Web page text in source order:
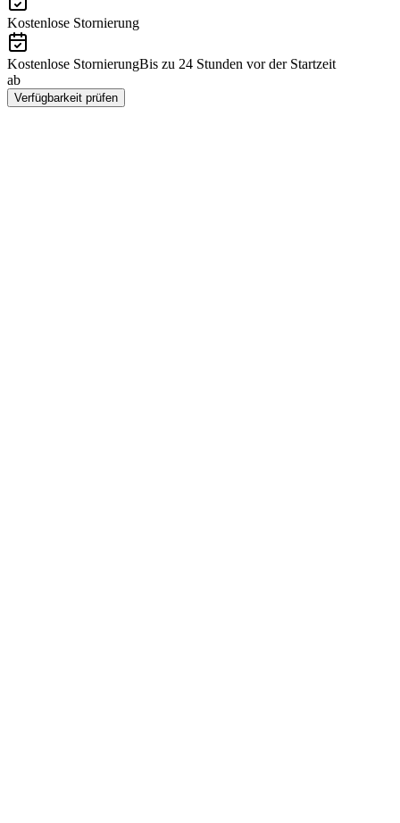
Kostenlose Stornierung
Kostenlose StornierungBis zu 24 Stunden vor der Startzeit
ab
Verfügbarkeit prüfen